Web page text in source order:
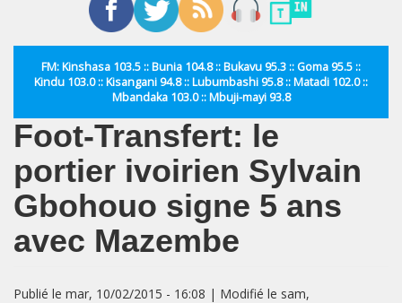
FM: Kinshasa 103.5 :: Bunia 104.8 :: Bukavu 95.3 :: Goma 95.5 ::
Kindu 103.0 :: Kisangani 94.8 :: Lubumbashi 95.8 :: Matadi 102.0 ::
Mbandaka 103.0 :: Mbuji-mayi 93.8
Foot-Transfert: le
portier ivoirien Sylvain
Gbohouo signe 5 ans
avec Mazembe
Publié le mar, 10/02/2015 - 16:08 | Modifié le sam,